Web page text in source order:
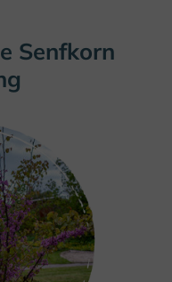
Senfkorn